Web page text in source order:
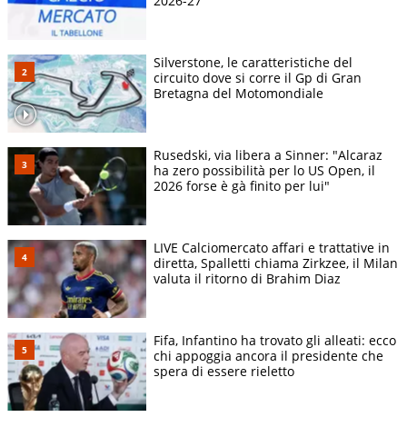
Silverstone, le caratteristiche del
circuito dove si corre il Gp di Gran
Bretagna del Motomondiale
Rusedski, via libera a Sinner: "Alcaraz
ha zero possibilità per lo US Open, il
2026 forse è gà finito per lui"
LIVE Calciomercato affari e trattative in
diretta, Spalletti chiama Zirkzee, il Milan
valuta il ritorno di Brahim Diaz
Fifa, Infantino ha trovato gli alleati: ecco
chi appoggia ancora il presidente che
spera di essere rieletto